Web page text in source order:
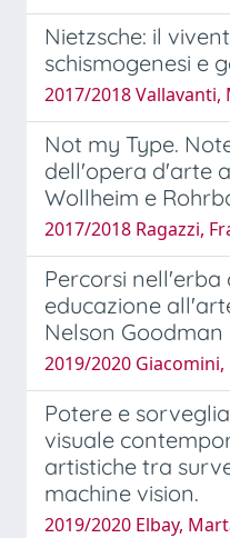
Nietzsche: il
schismogenesi e
2017/2018 Vallavanti,
Not my Type.
dell'opera d'arte
Wollheim e
2017/2018 Ragazzi,
Percorsi nell'erba
educazione
Nelson Goodman
2019/2020 Giacomini,
Potere e
visuale
artistiche tra
machine vision.
2019/2020 Elbay,